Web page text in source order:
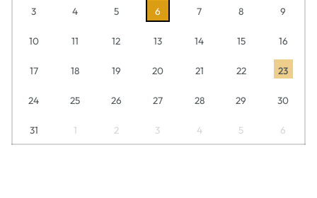
3 4 5 6 7 8 9
10 11 12 13 14 15 16
17 18 19 20 21 22 23
24 25 26 27 28 29 30
31 1 2 3 4 5 6